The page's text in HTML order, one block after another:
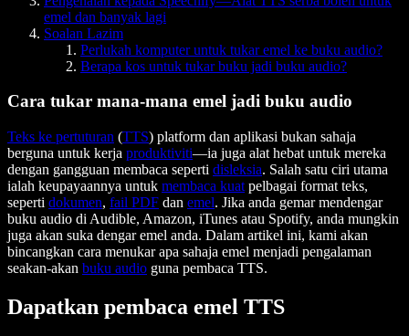
emel dan banyak lagi
Soalan Lazim
Perlukah komputer untuk tukar emel ke buku audio?
Berapa kos untuk tukar buku jadi buku audio?
Cara tukar mana-mana emel jadi buku audio
Teks ke pertuturan (TTS) platform dan aplikasi bukan sahaja
berguna untuk kerja produktiviti—ia juga alat hebat untuk mereka
dengan gangguan membaca seperti disleksia. Salah satu ciri utama
ialah keupayaannya untuk membaca kuat pelbagai format teks,
seperti dokumen, fail PDF dan emel. Jika anda gemar mendengar
buku audio di Audible, Amazon, iTunes atau Spotify, anda mungkin
juga akan suka dengar emel anda. Dalam artikel ini, kami akan
bincangkan cara menukar apa sahaja emel menjadi pengalaman
seakan-akan buku audio guna pembaca TTS.
Dapatkan pembaca emel TTS